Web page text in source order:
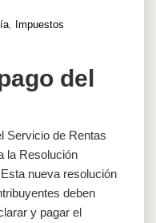
Impuestos
del
Servicio de Rentas
la Resolución
nueva resolución
deben
y pagar el